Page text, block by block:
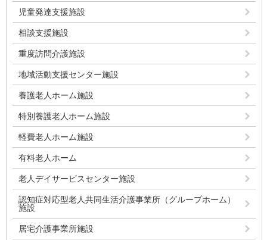
児童発達支援施設
相談支援施設
重度訪問介護施設
地域活動支援センター施設
養護老人ホーム施設
特別養護老人ホーム施設
軽費老人ホーム施設
有料老人ホーム
老人デイサービスセンター施設
認知症対応型老人共同生活介護事業所（グループホーム）
施設
居宅介護事業所施設